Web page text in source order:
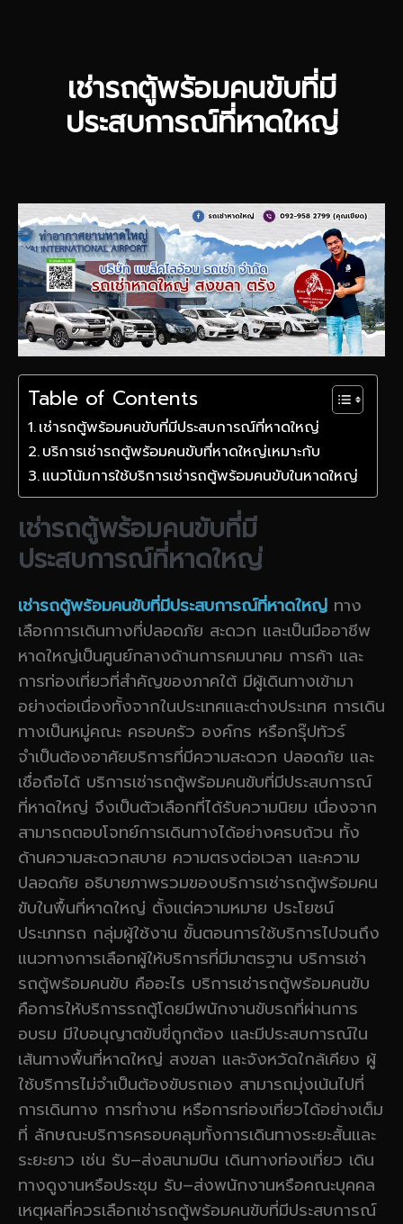
เช่ารถตู้พร้อมคนขับที่มี
ประสบการณ์ที่หาดใหญ่
Table of Contents
เช่ารถตู้พร้อมคนขับที่มีประสบการณ์ที่หาดใหญ่
บริการเช่ารถตู้พร้อมคนขับที่หาดใหญ่เหมาะกับ
แนวโน้มการใช้บริการเช่ารถตู้พร้อมคนขับในหาดใหญ่
เช่ารถตู้พร้อมคนขับที่มี
ประสบการณ์ที่หาดใหญ่
เช่ารถตู้พร้อมคนขับที่มีประสบการณ์ที่หาดใหญ่ ทาง
เลือกการเดินทางที่ปลอดภัย สะดวก และเป็นมืออาชีพ
หาดใหญ่เป็นศูนย์กลางด้านการคมนาคม การค้า และ
การท่องเที่ยวที่สำคัญของภาคใต้ มีผู้เดินทางเข้ามา
อย่างต่อเนื่องทั้งจากในประเทศและต่างประเทศ การเดิน
ทางเป็นหมู่คณะ ครอบครัว องค์กร หรือกรุ๊ปทัวร์
จำเป็นต้องอาศัยบริการที่มีความสะดวก ปลอดภัย และ
เชื่อถือได้ บริการเช่ารถตู้พร้อมคนขับที่มีประสบการณ์
ที่หาดใหญ่ จึงเป็นตัวเลือกที่ได้รับความนิยม เนื่องจาก
สามารถตอบโจทย์การเดินทางได้อย่างครบถ้วน ทั้ง
ด้านความสะดวกสบาย ความตรงต่อเวลา และความ
ปลอดภัย อธิบายภาพรวมของบริการเช่ารถตู้พร้อมคน
ขับในพื้นที่หาดใหญ่ ตั้งแต่ความหมาย ประโยชน์
ประเภทรถ กลุ่มผู้ใช้งาน ขั้นตอนการใช้บริการไปจนถึง
แนวทางการเลือกผู้ให้บริการที่มีมาตรฐาน บริการเช่า
รถตู้พร้อมคนขับ คืออะไร บริการเช่ารถตู้พร้อมคนขับ
คือการให้บริการรถตู้โดยมีพนักงานขับรถที่ผ่านการ
อบรม มีใบอนุญาตขับขี่ถูกต้อง และมีประสบการณ์ใน
เส้นทางพื้นที่หาดใหญ่ สงขลา และจังหวัดใกล้เคียง ผู้
ใช้บริการไม่จำเป็นต้องขับรถเอง สามารถมุ่งเน้นไปที่
การเดินทาง การทำงาน หรือการท่องเที่ยวได้อย่างเต็ม
ที่ ลักษณะบริการครอบคลุมทั้งการเดินทางระยะสั้นและ
ระยะยาว เช่น รับ–ส่งสนามบิน เดินทางท่องเที่ยว เดิน
ทางดูงานหรือประชุม รับ–ส่งพนักงานหรือคณะบุคคล
เหตุผลที่ควรเลือกเช่ารถตู้พร้อมคนขับที่มีประสบการณ์